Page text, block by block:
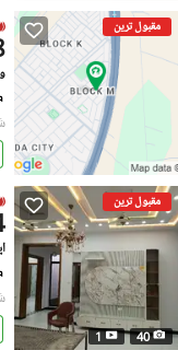
مقبول ترین
مقبول ترین
40
1
4